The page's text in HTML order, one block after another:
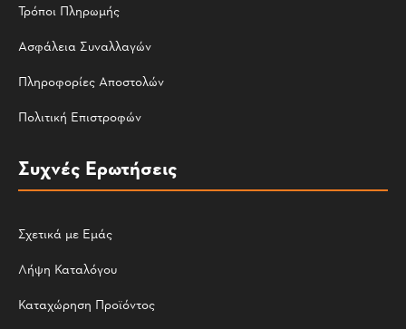
Τρόποι Πληρωμής
Ασφάλεια Συναλλαγών
Πληροφορίες Αποστολών
Πολιτική Επιστροφών
Συχνές Ερωτήσεις
Σχετικά με Εμάς
Λήψη Καταλόγου
Καταχώρηση Προϊόντος